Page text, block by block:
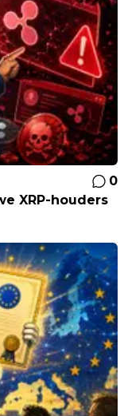
0
XRP-houders